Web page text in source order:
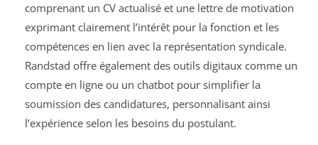
comprenant un CV actualisé et une lettre de motivation
exprimant clairement l’intérêt pour la fonction et les
compétences en lien avec la représentation syndicale.
Randstad offre également des outils digitaux comme un
compte en ligne ou un chatbot pour simplifier la
soumission des candidatures, personnalisant ainsi
l’expérience selon les besoins du postulant.